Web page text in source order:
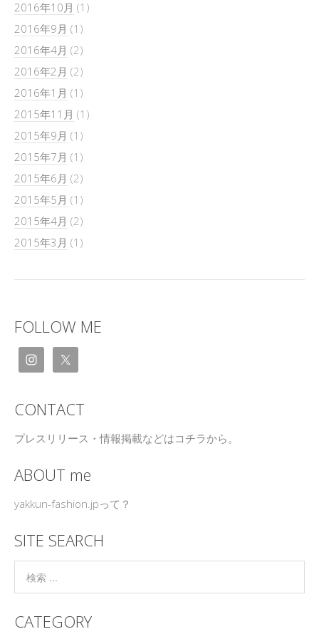
2016年10月 (1)
2016年9月 (1)
2016年4月 (2)
2016年2月 (2)
2016年1月 (1)
2015年11月 (1)
2015年9月 (1)
2015年7月 (1)
2015年6月 (2)
2015年5月 (1)
2015年4月 (2)
2015年3月 (1)
FOLLOW ME
CONTACT
プレスリリース・情報掲載などはコチラから。
ABOUT me
yakkun-fashion.jpって？
SITE SEARCH
CATEGORY